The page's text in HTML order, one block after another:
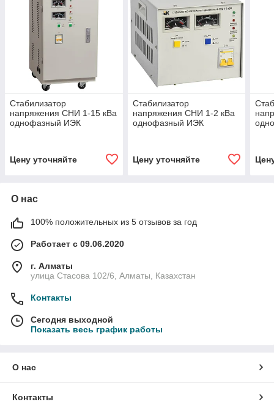
Стабилизатор
напряжения CHИ 1-15 кВа
однофазный ИЭК
Цену уточняйте
Стабилизатор
напряжения CHИ 1-2 кВа
однофазный ИЭК
Цену уточняйте
О нас
100% положительных из 5 отзывов за год
Работает с 09.06.2020
г. Алматы
улица Стасова 102/6, Алматы, Казахстан
Контакты
Сегодня выходной
Показать весь график работы
О нас
Контакты